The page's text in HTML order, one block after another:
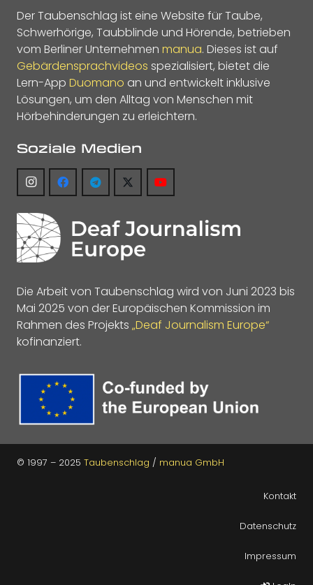
Der Taubenschlag ist eine Website für Taube,
Schwerhörige, Taubblinde und Hörende, betrieben
vom Berliner Unternehmen manua. Dieses ist auf
Gebärdensprachvideos spezialisiert, bietet die
Lern-App Duomano an und entwickelt inklusive
Lösungen, um den Alltag von Menschen mit
Hörbehinderungen zu erleichtern.
Soziale Medien
Die Arbeit von Taubenschlag wird von Juni 2023 bis
Mai 2025 von der Europäischen Kommission im
Rahmen des Projekts „Deaf Journalism Europe“
kofinanziert.
© 1997 – 2025 Taubenschlag / manua GmbH
Kontakt
Datenschutz
Impressum